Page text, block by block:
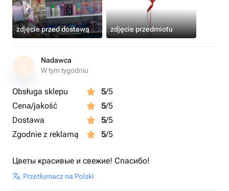
zdjęcie przed dostawą zdjęcie przedmiotu
N
Nadawca
W tym tygodniu
Obsługa sklepu 5/5
Cena/jakość
5/5
Dostawa
5/5
Zgodnie z reklamą
5/5
Цветы красивые и свежие! Спасибо!
Przetłumacz na Polski